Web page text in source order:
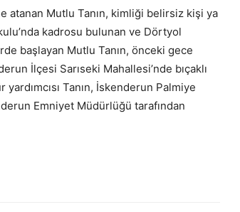
atanan Mutlu Tanın, kimliği belirsiz kişi ya
kadrosu bulunan ve Dörtyol
başlayan Mutlu Tanın, önceki gece
İlçesi Sarıseki Mahallesi’nde bıçaklı
yardımcısı Tanın, İskenderun Palmiye
Emniyet Müdürlüğü tarafından